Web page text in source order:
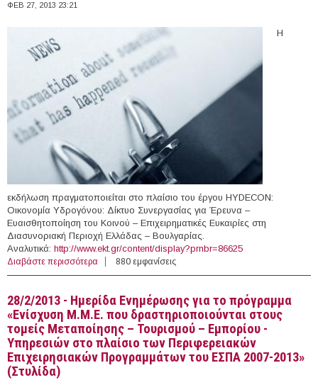
ΦΕΒ 27, 2013 23:21
Η
εκδήλωση πραγματοποιείται στο πλαίσιο του έργου HYDECON:
Οικονομία Υδρογόνου: Δίκτυο Συνεργασίας για Έρευνα –
Ευαισθητοποίηση του Κοινού – Επιχειρηματικές Ευκαιρίες στη
Διασυνοριακή Περιοχή Ελλάδας – Βουλγαρίας.
Αναλυτικά: http://www.ekt.gr/content/display?prnbr=86625
Διαβάστε περισσότερα για 12/3/2013 - Ημερίδα " Κυψέλες Καυσίμου και
Τεχνολογίες Υδρογόνου: Προοπτικές Επενδύσεων σε μια
880 εμφανίσεις
28/2/2013 - Ημερίδα Ενημέρωσης για το πρόγραμμα
«Ενίσχυση Μ.Μ.Ε. που δραστηριοποιούνται στους
τομείς Μεταποίησης – Τουρισμού – Εμπορίου -
Υπηρεσιών στο πλαίσιο των Περιφερειακών
Επιχειρησιακών Προγραμμάτων του ΕΣΠΑ 2007-2013»
(Στυλίδα)